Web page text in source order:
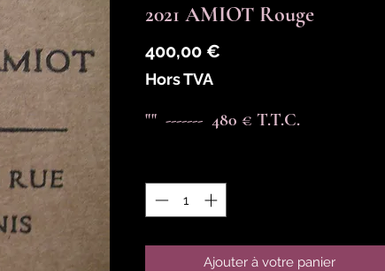
2021 AMIOT Rouge
400,00 €
Hors TVA
""  -------  480 € T.T.C.
Ajouter à votre panier